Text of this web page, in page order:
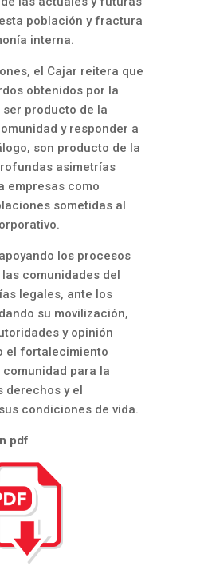
población y fractura
interna.
el Cajar reitera que
obtenidos por la
producto de la
y responder a
son producto de la
asimetrías
empresas como
sometidas al
los procesos
comunidades del
legales, ante los
su movilización,
y opinión
el fortalecimiento
para la
derechos y el
condiciones de vida.
pdf